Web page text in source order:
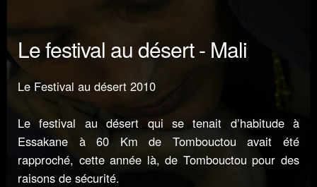
Le festival au désert - Mali
Le Festival au désert 2010
Le festival au désert qui se tenait d’habitude à
Essakane à 60 Km de Tombouctou avait été
rapproché, cette année là, de Tombouctou pour des
raisons de sécurité.